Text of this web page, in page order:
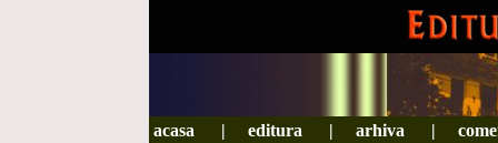
ACASA | EDITURA | ARHIVA |
acasa | editura | arhiva |